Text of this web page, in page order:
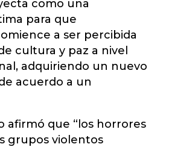
como una
para que
a ser percibida
cultura y paz a nivel
adquiriendo un nuevo
acuerdo a un
afirmó que “los horrores
grupos violentos